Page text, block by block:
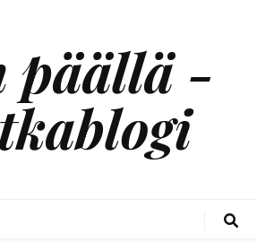
päällä -